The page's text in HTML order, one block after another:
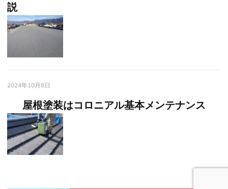
説
2024年10月8日
屋根塗装はコロニアル基本メンテナンス